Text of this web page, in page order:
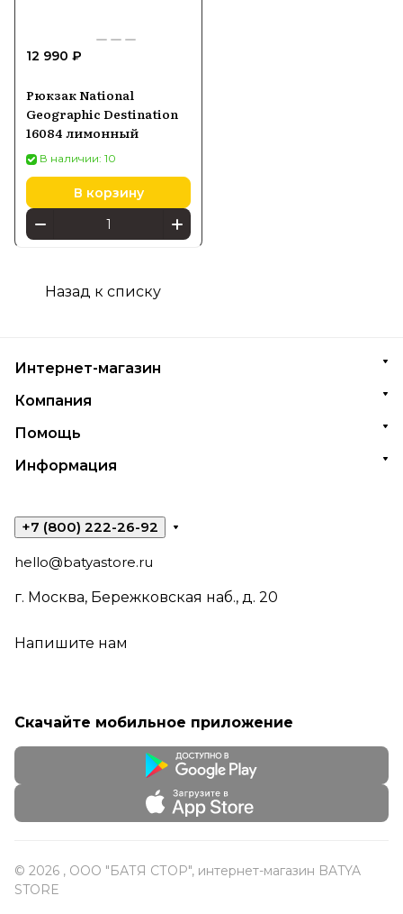
12 990 ₽
Рюкзак National
Geographic Destination
16084 лимонный
В наличии: 10
В корзину
Назад к списку
Интернет-магазин
Компания
Помощь
Информация
+7 (800) 222-26-92
hello@batyastore.ru
г. Москва, Бережковская наб., д. 20
Напишите нам
Скачайте мобильное приложение
© 2026 , ООО "БАТЯ СТОР", интернет-магазин BATYA
STORE